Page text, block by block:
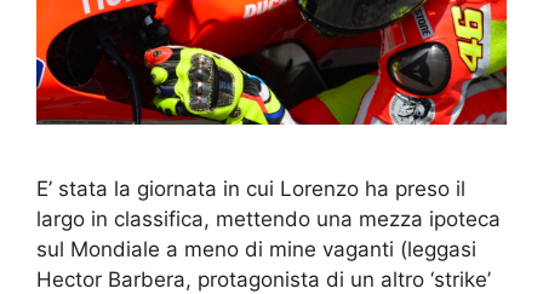
E’ stata la giornata in cui Lorenzo ha preso il
largo in classifica, mettendo una mezza ipoteca
sul Mondiale a meno di mine vaganti (leggasi
Hector Barbera, protagonista di un altro ‘strike’